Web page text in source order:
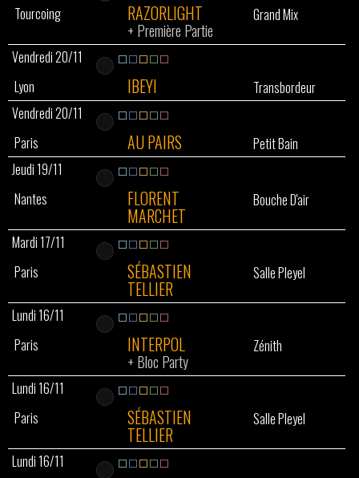
Tourcoing
RAZORLIGHT
+ Première Partie
Grand Mix
Vendredi 20/11
Lyon
IBEYI
Transbordeur
Vendredi 20/11
Paris
AU PAIRS
Petit Bain
Jeudi 19/11
Nantes
FLORENT
MARCHET
Bouche D'air
Mardi 17/11
Paris
SÉBASTIEN
TELLIER
Salle Pleyel
Lundi 16/11
Paris
INTERPOL
+ Bloc Party
Zénith
Lundi 16/11
Paris
SÉBASTIEN
TELLIER
Salle Pleyel
Lundi 16/11